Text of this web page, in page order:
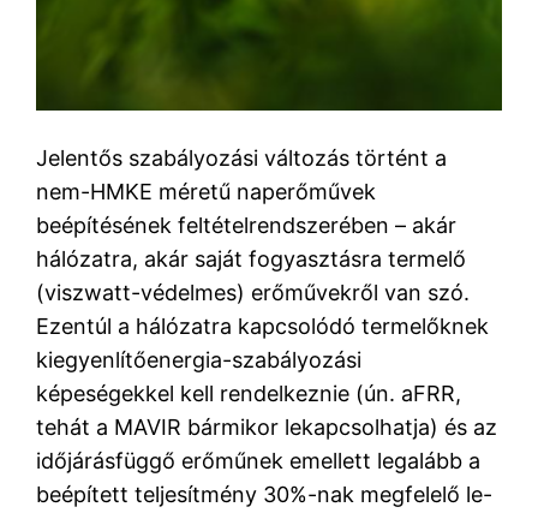
Jelentős szabályozási változás történt a
nem-HMKE méretű naperőművek
beépítésének feltételrendszerében – akár
hálózatra, akár saját fogyasztásra termelő
(viszwatt-védelmes) erőművekről van szó.
Ezentúl a hálózatra kapcsolódó termelőknek
kiegyenlítőenergia-szabályozási
képeségekkel kell rendelkeznie (ún. aFRR,
tehát a MAVIR bármikor lekapcsolhatja) és az
időjárásfüggő erőműnek emellett legalább a
beépített teljesítmény 30%-nak megfelelő le-